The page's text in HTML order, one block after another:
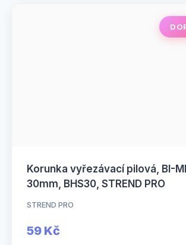
Korunka vyřezávací pilová, BI-
30mm, BHS30, STREND PRO
STREND PRO
59 Kč